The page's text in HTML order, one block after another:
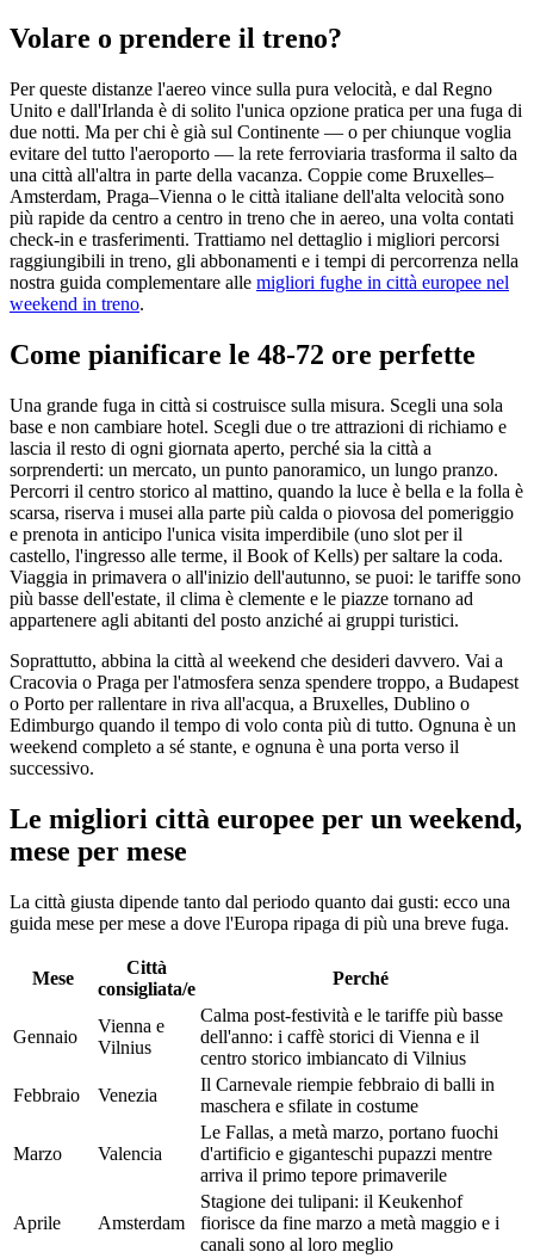
Volare o prendere il treno?
Per queste distanze l'aereo vince sulla pura velocità, e dal Regno
Unito e dall'Irlanda è di solito l'unica opzione pratica per una fuga di
due notti. Ma per chi è già sul Continente — o per chiunque voglia
evitare del tutto l'aeroporto — la rete ferroviaria trasforma il salto da
una città all'altra in parte della vacanza. Coppie come Bruxelles–
Amsterdam, Praga–Vienna o le città italiane dell'alta velocità sono
più rapide da centro a centro in treno che in aereo, una volta contati
check-in e trasferimenti. Trattiamo nel dettaglio i migliori percorsi
raggiungibili in treno, gli abbonamenti e i tempi di percorrenza nella
nostra guida complementare alle migliori fughe in città europee nel
weekend in treno.
Come pianificare le 48-72 ore perfette
Una grande fuga in città si costruisce sulla misura. Scegli una sola
base e non cambiare hotel. Scegli due o tre attrazioni di richiamo e
lascia il resto di ogni giornata aperto, perché sia la città a
sorprenderti: un mercato, un punto panoramico, un lungo pranzo.
Percorri il centro storico al mattino, quando la luce è bella e la folla è
scarsa, riserva i musei alla parte più calda o piovosa del pomeriggio
e prenota in anticipo l'unica visita imperdibile (uno slot per il
castello, l'ingresso alle terme, il Book of Kells) per saltare la coda.
Viaggia in primavera o all'inizio dell'autunno, se puoi: le tariffe sono
più basse dell'estate, il clima è clemente e le piazze tornano ad
appartenere agli abitanti del posto anziché ai gruppi turistici.
Soprattutto, abbina la città al weekend che desideri davvero. Vai a
Cracovia o Praga per l'atmosfera senza spendere troppo, a Budapest
o Porto per rallentare in riva all'acqua, a Bruxelles, Dublino o
Edimburgo quando il tempo di volo conta più di tutto. Ognuna è un
weekend completo a sé stante, e ognuna è una porta verso il
successivo.
Le migliori città europee per un weekend,
mese per mese
La città giusta dipende tanto dal periodo quanto dai gusti: ecco una
guida mese per mese a dove l'Europa ripaga di più una breve fuga.
Mese
Città
consigliata/e
Perché
Gennaio
Vienna e
Vilnius
Calma post-festività e le tariffe più basse
dell'anno: i caffè storici di Vienna e il
centro storico imbiancato di Vilnius
Febbraio
Venezia
Il Carnevale riempie febbraio di balli in
maschera e sfilate in costume
Marzo Valencia
Le Fallas, a metà marzo, portano fuochi
d'artificio e giganteschi pupazzi mentre
arriva il primo tepore primaverile
Aprile Amsterdam
Stagione dei tulipani: il Keukenhof
fiorisce da fine marzo a metà maggio e i
canali sono al loro meglio